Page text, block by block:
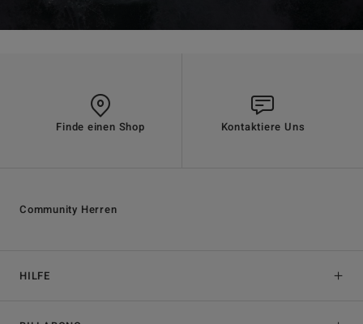
Finde einen Shop Kontaktiere Uns
HILFE
Community Herren